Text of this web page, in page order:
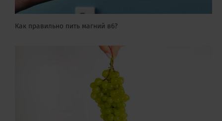
Как правильно пить магний в6?